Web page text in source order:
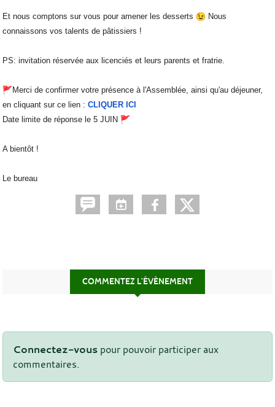
Et nous comptons sur vous pour amener les desserts
Nous
connaissons vos talents de pâtissiers !
PS: invitation réservée aux licenciés et leurs parents et fratrie.
Merci de confirmer votre présence à l'Assemblée, ainsi qu'au déjeuner,
en cliquant sur ce lien : CLIQUER ICI
Date limite de réponse le 5 JUIN
A bientôt !
Le bureau
COMMENTEZ L’ÉVÈNEMENT
Connectez-vous pour pouvoir participer aux
commentaires.